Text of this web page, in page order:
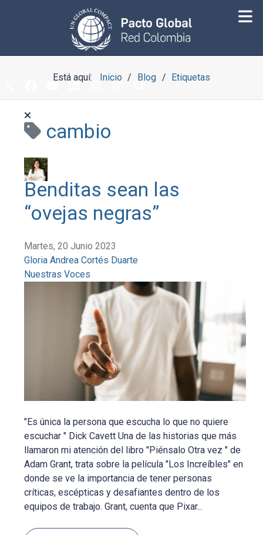
Está aquí: Inicio Blog Etiquetas
cambio
Benditas sean las
“ovejas negras”
Martes, 20 Junio 2023
Gloria Andrea Cortés Duarte
Nuestras Voces
"Es única la persona que escucha lo que no quiere
escuchar " Dick Cavett Una de las historias que más
llamaron mi atención del libro "Piénsalo Otra vez " de
Adam Grant, trata sobre la película "Los Increíbles" en
donde se ve la importancia de tener personas
críticas, escépticas y desafiantes dentro de los
equipos de trabajo. Grant, cuenta que Pixar...